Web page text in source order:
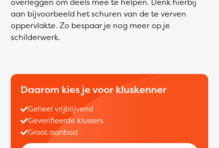
aan bijvoorbeeld het schuren van de te verven
oppervlakte. Zo bespaar je nog meer op je
schilderwerk.
Daarom kies je voor kluskenner
Geheel vrijblijvend
Geverifieerde klussers
Groot aanbod